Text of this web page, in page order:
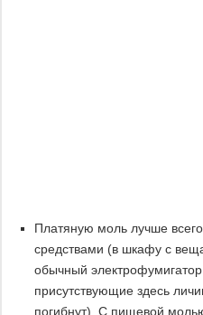
Платяную моль лучше
средствами (в шкафу с
обычный
присутствующие здесь
погибнут). С пищевой